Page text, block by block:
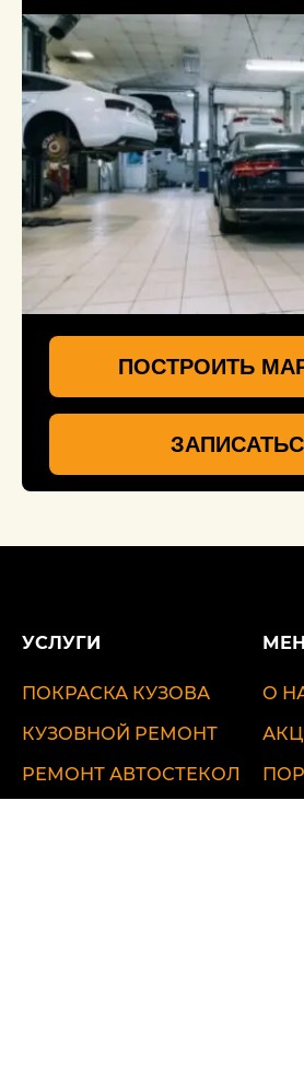
ПОСТРОИТЬ
УСЛУГИ
ПОКРАСКА КУЗОВА
КУЗОВНОЙ РЕМОНТ
РЕМОНТ АВТОСТЕКОЛ
О